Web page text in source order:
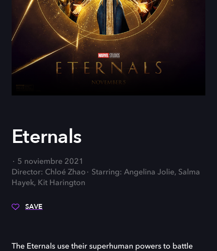
Eternals
5 noviembre 2021
Director: Chloé Zhao
Starring: Angelina Jolie, Salma
Hayek, Kit Harington
SAVE
The Eternals use their superhuman powers to battle